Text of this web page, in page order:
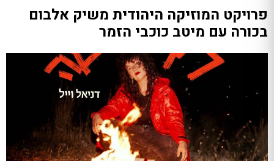
פרויקט המוזיקה היהודית משיק אלבום
בכורה עם מיטב כוכבי הזמר